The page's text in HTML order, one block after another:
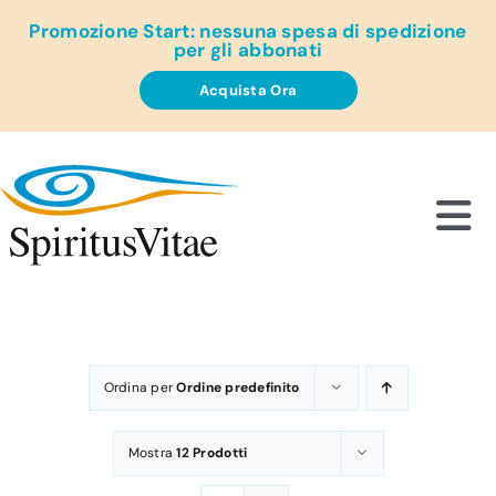
Promozione Start: nessuna spesa di spedizione
per gli abbonati
Acquista Ora
Ordina perOrdine predefinito
Mostra12 Prodotti